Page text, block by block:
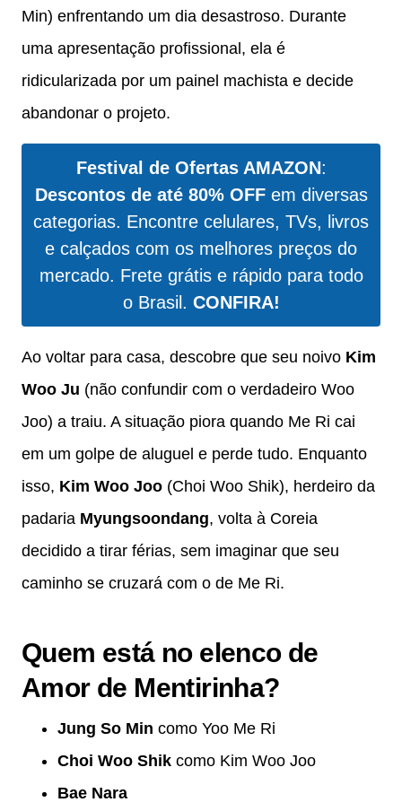
Min) enfrentando um dia desastroso. Durante
uma apresentação profissional, ela é
ridicularizada por um painel machista e decide
abandonar o projeto.
Festival de Ofertas AMAZON:
Descontos de até 80% OFFem diversas
categorias. Encontre celulares, TVs, livros
e calçados com os melhores preços do
mercado. Frete grátis e rápido para todo
o Brasil. CONFIRA!
Ao voltar para casa, descobre que seu noivo Kim
Woo Ju (não confundir com o verdadeiro Woo
Joo) a traiu. A situação piora quando Me Ri cai
em um golpe de aluguel e perde tudo. Enquanto
isso, Kim Woo Joo (Choi Woo Shik), herdeiro da
padaria Myungsoondang, volta à Coreia
decidido a tirar férias, sem imaginar que seu
caminho se cruzará com o de Me Ri.
Quem está no elenco de
Amor de Mentirinha?
Jung So Min como Yoo Me Ri
Choi Woo Shik como Kim Woo Joo
Bae Nara